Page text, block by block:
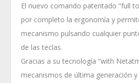
El nuevo comando patentado “full
por completo la ergonomía y
mecanismo pulsando cualquier
de las teclas.
Gracias a su tecnología “with
mecanismos de última generación